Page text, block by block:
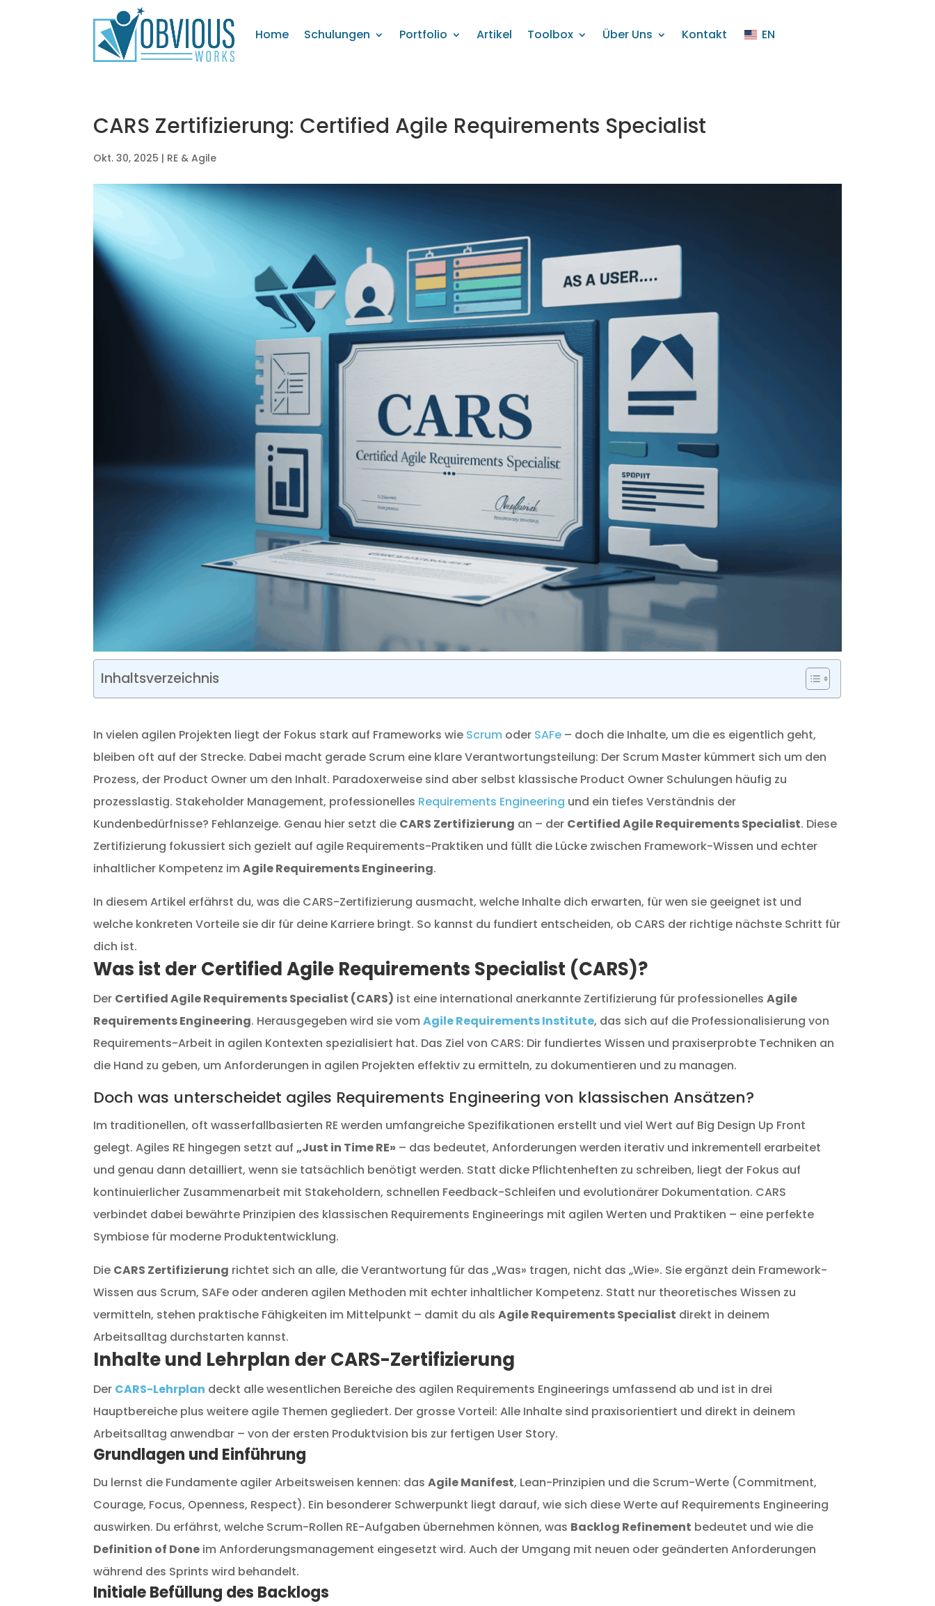
Home Schulungen Portfolio Artikel Toolbox Über Uns Kontakt EN
CARS Zertifizierung: Certified Agile Requirements Specialist
Okt. 30, 2025 | RE & Agile
Inhaltsverzeichnis
In vielen agilen Projekten liegt der Fokus stark auf Frameworks wie Scrum oder SAFe – doch die Inhalte, um die es eigentlich geht,
bleiben oft auf der Strecke. Dabei macht gerade Scrum eine klare Verantwortungsteilung: Der Scrum Master kümmert sich um den
Prozess, der Product Owner um den Inhalt. Paradoxerweise sind aber selbst klassische Product Owner Schulungen häufig zu
prozesslastig. Stakeholder Management, professionelles Requirements Engineering und ein tiefes Verständnis der
Kundenbedürfnisse? Fehlanzeige. Genau hier setzt die CARS Zertifizierung an – der Certified Agile Requirements Specialist. Diese
Zertifizierung fokussiert sich gezielt auf agile Requirements-Praktiken und füllt die Lücke zwischen Framework-Wissen und echter
inhaltlicher Kompetenz imAgile Requirements Engineering.
In diesem Artikel erfährst du, was die CARS-Zertifizierung ausmacht, welche Inhalte dich erwarten, für wen sie geeignet ist und
welche konkreten Vorteile sie dir für deine Karriere bringt. So kannst du fundiert entscheiden, ob CARS der richtige nächste Schritt für
dich ist.
Was ist der Certified Agile Requirements Specialist (CARS)?
Der Certified Agile Requirements Specialist (CARS) ist eine international anerkannte Zertifizierung für professionellesAgile
Requirements Engineering. Herausgegeben wird sie vomAgile Requirements Institute, das sich auf die Professionalisierung von
Requirements-Arbeit in agilen Kontexten spezialisiert hat. Das Ziel von CARS: Dir fundiertes Wissen und praxiserprobte Techniken an
die Hand zu geben, um Anforderungen in agilen Projekten effektiv zu ermitteln, zu dokumentieren und zu managen.
Doch was unterscheidet agiles Requirements Engineering von klassischen Ansätzen?
Im traditionellen, oft wasserfallbasierten RE werden umfangreiche Spezifikationen erstellt und viel Wert auf Big Design Up Front
gelegt. Agiles RE hingegen setzt auf„Just in Time RE» – das bedeutet, Anforderungen werden iterativ und inkrementell erarbeitet
und genau dann detailliert, wenn sie tatsächlich benötigt werden. Statt dicke Pflichtenheften zu schreiben, liegt der Fokus auf
kontinuierlicher Zusammenarbeit mit Stakeholdern, schnellen Feedback-Schleifen und evolutionärer Dokumentation. CARS
verbindet dabei bewährte Prinzipien des klassischen Requirements Engineerings mit agilen Werten und Praktiken – eine perfekte
Symbiose für moderne Produktentwicklung.
Die CARS Zertifizierung richtet sich an alle, die Verantwortung für das „Was» tragen, nicht das „Wie». Sie ergänzt dein Framework-
Wissen aus Scrum, SAFe oder anderen agilen Methoden mit echter inhaltlicher Kompetenz. Statt nur theoretisches Wissen zu
vermitteln, stehen praktische Fähigkeiten im Mittelpunkt – damit du alsAgile Requirements Specialist direkt in deinem
Arbeitsalltag durchstarten kannst.
Inhalte und Lehrplan der CARS-Zertifizierung
Der CARS-Lehrplan deckt alle wesentlichen Bereiche des agilen Requirements Engineerings umfassend ab und ist in drei
Hauptbereiche plus weitere agile Themen gegliedert. Der grosse Vorteil: Alle Inhalte sind praxisorientiert und direkt in deinem
Arbeitsalltag anwendbar – von der ersten Produktvision bis zur fertigen User Story.
Grundlagen und Einführung
Du lernst die Fundamente agiler Arbeitsweisen kennen: dasAgile Manifest, Lean-Prinzipien und die Scrum-Werte (Commitment,
Courage, Focus, Openness, Respect). Ein besonderer Schwerpunkt liegt darauf, wie sich diese Werte auf Requirements Engineering
auswirken. Du erfährst, welche Scrum-Rollen RE-Aufgaben übernehmen können, was Backlog Refinement bedeutet und wie die
Definition of Done im Anforderungsmanagement eingesetzt wird. Auch der Umgang mit neuen oder geänderten Anforderungen
während des Sprints wird behandelt.
Initiale Befüllung des Backlogs